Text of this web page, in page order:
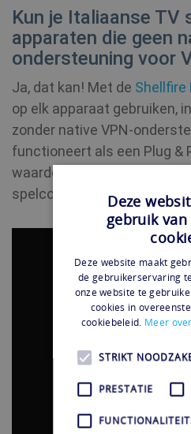
Kun je Italiaanse TV
apparaten die geen
ondersteuning voor
Ja, dat kan! Met de Shellfire
op elk apparaat gebruiken,
zonder native VPN-
functioneert als een Plug &
waardoor je Italiaanse TV
spelconsole of zelfs Apple
Deze
gebruik
Deze website maakt
de gebruikerservaring
onze website te
cookies in
cookiebeleid. Meer
STRIKT
PRESTATIE